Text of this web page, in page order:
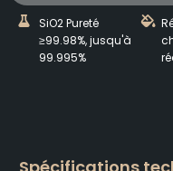
SiO2 Pureté
≥99.98%, jusqu'à
99.995%